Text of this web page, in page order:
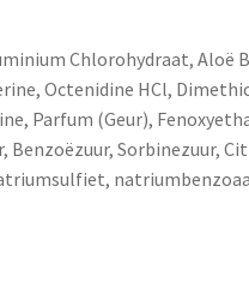
Chlorohydraat, Aloë
Octenidine HCl,
Parfum (Geur),
Benzoëzuur, Sorbinezuur,